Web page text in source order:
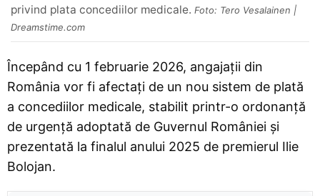
privind plata concediilor medicale. Foto: Tero Vesalainen |
Dreamstime.com
Începând cu 1 februarie 2026, angajații din
România vor fi afectați de un nou sistem de plată
a concediilor medicale, stabilit printr-o ordonanță
de urgență adoptată de Guvernul României și
prezentată la finalul anului 2025 de premierul Ilie
Bolojan.